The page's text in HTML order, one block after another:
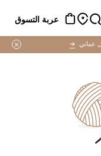
عربة التسوق
➜